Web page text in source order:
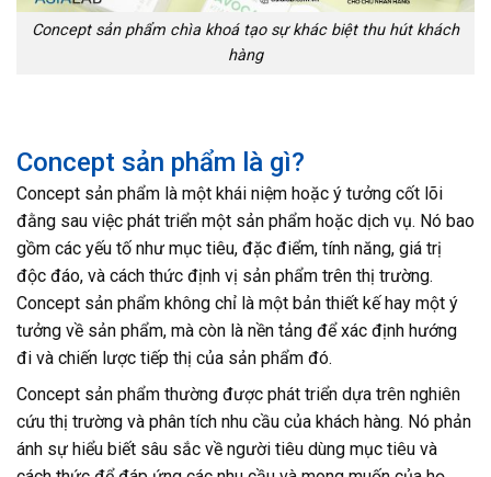
Concept sản phẩm chìa khoá tạo sự khác biệt thu hút khách
hàng
Concept sản phẩm là gì?
Concept sản phẩm là một khái niệm hoặc ý tưởng cốt lõi
đằng sau việc phát triển một sản phẩm hoặc dịch vụ. Nó bao
gồm các yếu tố như mục tiêu, đặc điểm, tính năng, giá trị
độc đáo, và cách thức định vị sản phẩm trên thị trường.
Concept sản phẩm không chỉ là một bản thiết kế hay một ý
tưởng về sản phẩm, mà còn là nền tảng để xác định hướng
đi và chiến lược tiếp thị của sản phẩm đó.
Concept sản phẩm thường được phát triển dựa trên nghiên
cứu thị trường và phân tích nhu cầu của khách hàng. Nó phản
ánh sự hiểu biết sâu sắc về người tiêu dùng mục tiêu và